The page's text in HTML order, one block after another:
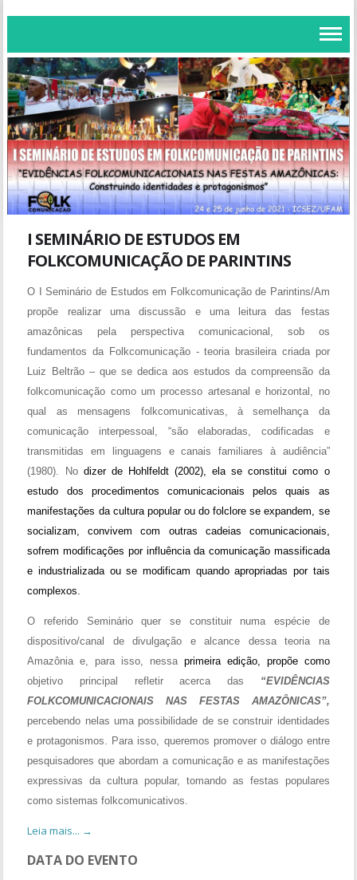
I SEMINÁRIO DE ESTUDOS EM
FOLKCOMUNICAÇÃO DE PARINTINS
O I Seminário de Estudos em Folkcomunicação de Parintins/Am
propõe realizar uma discussão e uma leitura das festas
amazônicas pela perspectiva comunicacional, sob os
fundamentos da Folkcomunicação - teoria brasileira criada por
Luiz Beltrão – que se dedica aos estudos da compreensão da
folkcomunicação como um processo artesanal e horizontal, no
qual as mensagens folkcomunicativas, à semelhança da
comunicação interpessoal, “são elaboradas, codificadas e
transmitidas em linguagens e canais familiares à audiência”
(1980). No dizer de Hohlfeldt (2002), ela se constitui como o
estudo dos procedimentos comunicacionais pelos quais as
manifestações da cultura popular ou do folclore se expandem, se
socializam, convivem com outras cadeias comunicacionais,
sofrem modificações por influência da comunicação massificada
e industrializada ou se modificam quando apropriadas por tais
complexos.
O referido Seminário quer se constituir numa espécie de
dispositivo/canal de divulgação e alcance dessa teoria na
Amazônia e, para isso, nessa primeira edição, propõe como
objetivo principal refletir acerca das “EVIDÊNCIAS
FOLKCOMUNICACIONAIS NAS FESTAS AMAZÔNICAS”,
percebendo nelas uma possibilidade de se construir identidades
e protagonismos. Para isso, queremos promover o diálogo entre
pesquisadores que abordam a comunicação e as manifestações
expressivas da cultura popular, tomando as festas populares
como sistemas folkcomunicativos.
Leia mais... →
DATA DO EVENTO